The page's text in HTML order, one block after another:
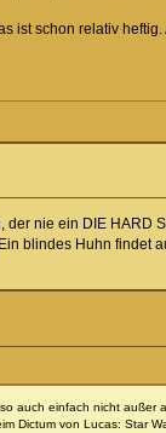
ist schon relativ
nie ein DIE HARD
blindes Huhn findet
auch einfach nicht außer
Dictum von Lucas: Star